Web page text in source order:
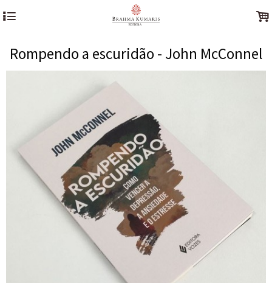
4 .
Rompendo a escuridão - John McConnel